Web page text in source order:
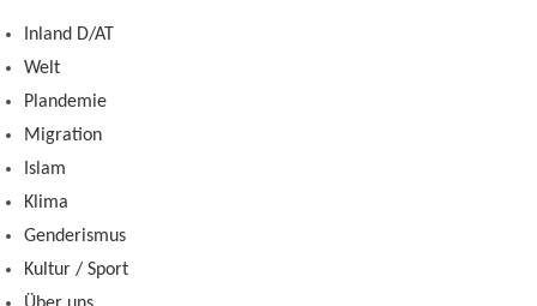
Zum
Inhalt
springen
Inland D/AT
Welt
Plandemie
Migration
Islam
Klima
Genderismus
Kultur / Sport